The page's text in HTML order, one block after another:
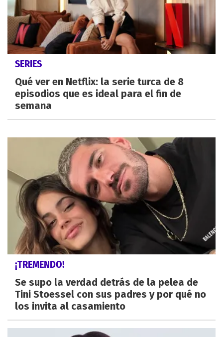
SERIES
Qué ver en Netflix: la serie turca de 8
episodios que es ideal para el fin de
semana
¡TREMENDO!
Se supo la verdad detrás de la pelea de
Tini Stoessel con sus padres y por qué no
los invita al casamiento